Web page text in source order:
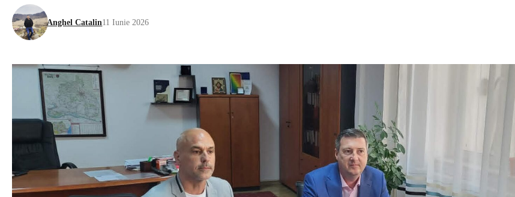
Anghel Catalin11 Iunie 2026